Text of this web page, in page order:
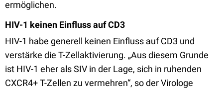
ermöglichen.
HIV-1 keinen Einfluss auf CD3
HIV-1 habe generell keinen Einfluss auf CD3 und
verstärke die T-Zellaktivierung. „Aus diesem Grunde
ist HIV-1 eher als SIV in der Lage, sich in ruhenden
CXCR4+ T-Zellen zu vermehren“, so der Virologe